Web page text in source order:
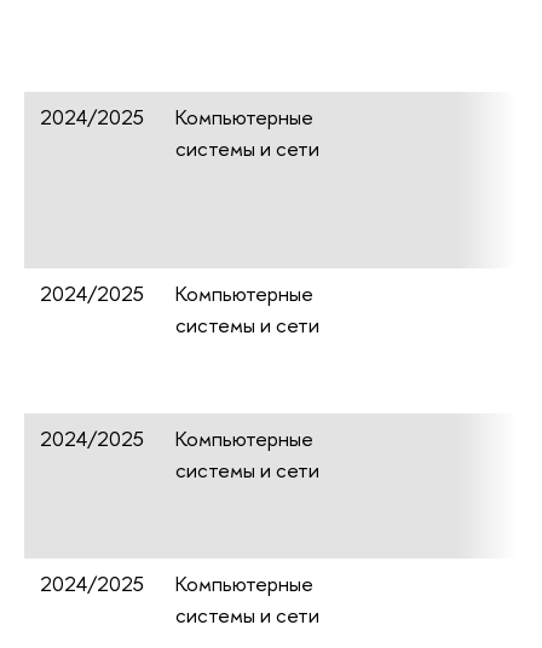
2024/2025
Компьютерные
системы и сети
2024/2025
Компьютерные
системы и сети
2024/2025
Компьютерные
системы и сети
2024/2025
Компьютерные
системы и сети